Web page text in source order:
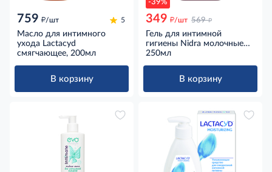
759 д/шт 5
Масло для интимного
ухода Lactacyd
смягчающее, 200мл
В корзину
-39%
349 д/шт 569 д
Гель для интимной
гигиены Nidra молочные
протеины и овсяное
250мл
В корзину